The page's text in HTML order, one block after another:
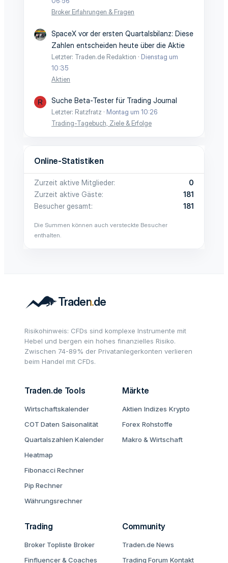
Broker Erfahrungen & Fragen
SpaceX vor der ersten Quartalsbilanz: Diese
Zahlen entscheiden heute über die Aktie
Letzter: Traden.de Redaktion
Dienstag um
10:35
Aktien
R Suche Beta-Tester für Trading Journal
Letzter: Ratzfratz
Montag um 10:26
Trading-Tagebuch, Ziele & Erfolge
Online-Statistiken
Zurzeit aktive Mitglieder
0
Zurzeit aktive Gäste
181
Besucher gesamt
181
Die Summen können auch versteckte Besucher
enthalten.
Risikohinweis: CFDs sind komplexe Instrumente mit
Hebel und bergen ein hohes finanzielles Risiko.
Zwischen 74-89% der Privatanlegerkonten verlieren
beim Handel mit CFDs.
Traden.de Tools
Wirtschaftskalender
COT Daten Saisonalität
Quartalszahlen Kalender
Heatmap
Fibonacci Rechner
Pip Rechner
Währungsrechner
Märkte
Aktien Indizes Krypto
Forex Rohstoffe
Makro & Wirtschaft
Trading
Broker Topliste Broker
Finfluencer & Coaches
Community
Traden.de News
Trading Forum Kontakt